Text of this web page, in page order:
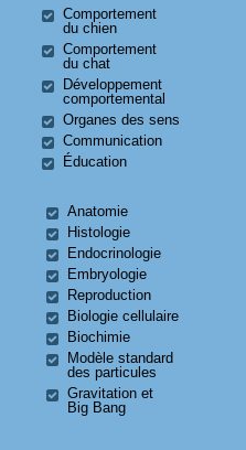
Comportement
du chien
Comportement
du chat
Développement
comportemental
Organes des sens
Communication
Éducation
Anatomie
Histologie
Endocrinologie
Embryologie
Reproduction
Biologie cellulaire
Biochimie
Modèle standard
des particules
Gravitation et
Big Bang